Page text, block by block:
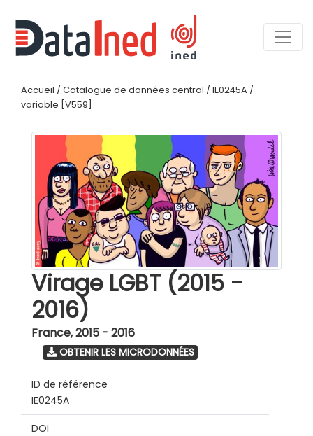
Accueil / Catalogue de données central / IE0245A /
variable [V559]
Virage LGBT (2015 -
2016)
France,2015 - 2016
OBTENIR LES MICRODONNÉES
ID de référence
IE0245A
DOI